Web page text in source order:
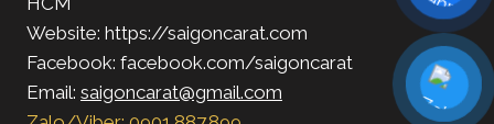
Website: https://saigoncarat.com
Facebook: facebook.com/saigoncarat
Email: saigoncarat@gmail.com